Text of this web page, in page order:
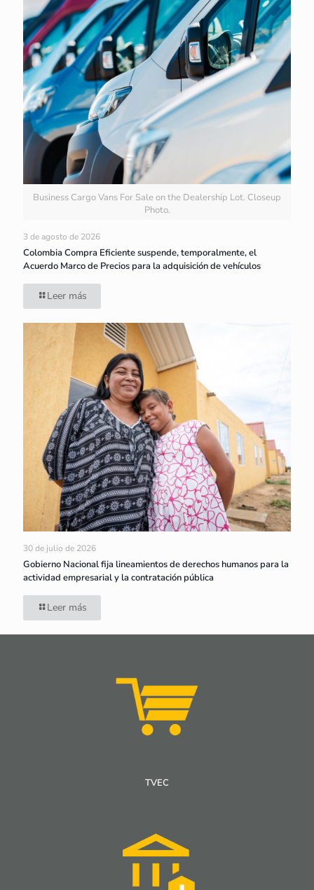
Business Cargo Vans For Sale on the Dealership Lot. Closeup
Photo.
3 de agosto de 2026
Colombia Compra Eficiente suspende, temporalmente, el
Acuerdo Marco de Precios para la adquisición de vehículos
Leer más
30 de julio de 2026
Gobierno Nacional fija lineamientos de derechos humanos para la
actividad empresarial y la contratación pública
Leer más
TVEC